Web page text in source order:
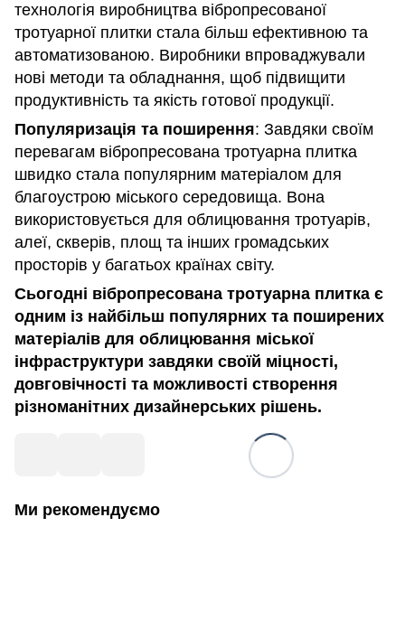
технологія виробництва вібропресованої
тротуарної плитки стала більш ефективною та
автоматизованою. Виробники впроваджували
нові методи та обладнання, щоб підвищити
продуктивність та якість готової продукції.
Популяризація та поширення: Завдяки своїм
перевагам вібропресована тротуарна плитка
швидко стала популярним матеріалом для
благоустрою міського середовища. Вона
використовується для облицювання тротуарів,
алеї, скверів, площ та інших громадських
просторів у багатьох країнах світу.
Сьогодні вібропресована тротуарна плитка є
одним із найбільш популярних та поширених
матеріалів для облицювання міської
інфраструктури завдяки своїй міцності,
довговічності та можливості створення
різноманітних дизайнерських рішень.
Ми рекомендуємо